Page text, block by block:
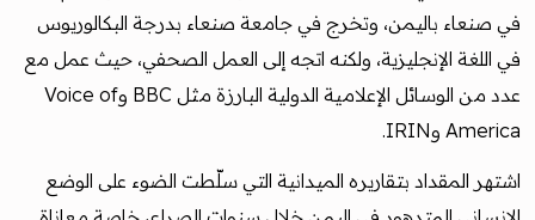
في صنعاء باليمن، وتخرج في جامعة صنعاء بدرجة البكالوريوس
في اللغة الإنجليزية، ولكنه اتجه إلى العمل الصحفي، حيث عمل مع
عدد من الوسائل الإعلامية الدولية البارزة مثل BBC وVoice of
America وIRIN.
اشتهر المقداد بتقاريره الميدانية التي سلّطت الضوء على الوضع